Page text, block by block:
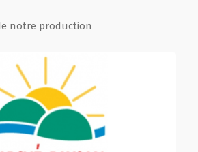
notre production